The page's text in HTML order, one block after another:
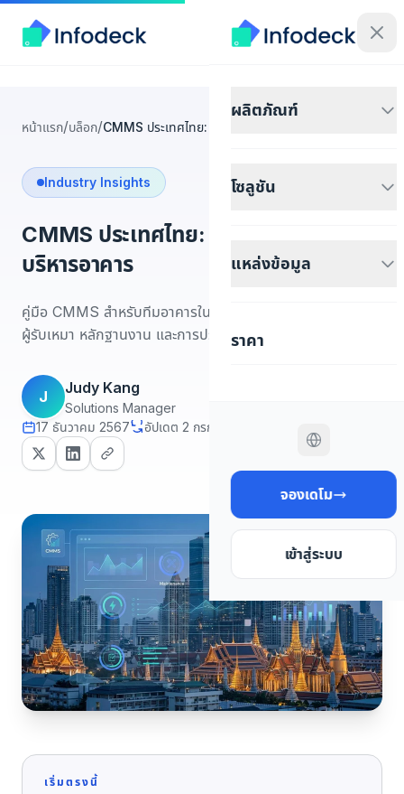
ผลิตภัณฑ์
โซลูชัน
แหล่งข้อมูล
ราคา
จองเดโม
เข้าสู่ระบบ
หน้าแรก/บล็อก/CMMS ประเทศไทย: คู่มือซอฟต์แวร์บริหารอาคาร
Industry Insights
CMMS ประเทศไทย: คู่มือซอฟต์แวร์
บริหารอาคาร
คู่มือ CMMS สำหรับทีมอาคารในไทย ครอบคลุมใบสั่งงาน PM
ผู้รับเหมา หลักฐานงาน และการประเมินเดโมด้วยข้อมูลจริง
J
Judy Kang
Solutions Manager
17 ธันวาคม 2567
อัปเดต 2 กรกฎาคม 2569
เริ่มตรงนี้